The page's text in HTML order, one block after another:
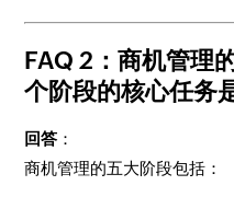
FAQ 2：商机管理
个阶段的核心任务
回答 ：
商机管理的五大阶段包括：